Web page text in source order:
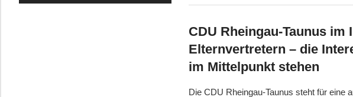
CDU Rheingau-Taunus
Elternvertretern – die
im Mittelpunkt stehen
Die CDU Rheingau-Taunus steht für eine